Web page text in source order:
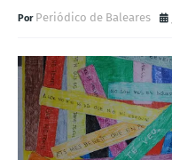
Periódico de Baleares